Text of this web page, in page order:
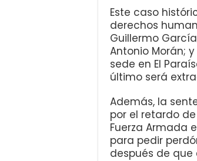
Este caso
derechos
Guillermo
Antonio Morán;
sede en El
último será
Además, la
por el retardo
Fuerza Armada
para pedir
después de que